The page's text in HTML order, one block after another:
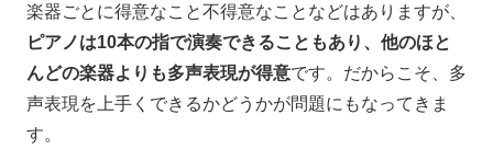
楽器ごとに得意なこと不得意なことなどはありますが、
ピアノは10本の指で演奏できることもあり、 他のほと
んどの楽器よりも多声表現が得意です。 だからこそ、 多
声表現を上手くできるかどうかが問題にもなってきま
す。